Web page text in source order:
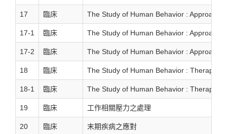
17 臨床 The Study of Human Behavior :
17-1 臨床 The Study of Human Behavior :
17-2 臨床 The Study of Human Behavior :
18 臨床 The Study of Human Behavior : Therapy
18-1 臨床 The Study of Human Behavior : Therapy
19 臨床 工作相關壓力之處理
20 臨床 末期疾病之應對